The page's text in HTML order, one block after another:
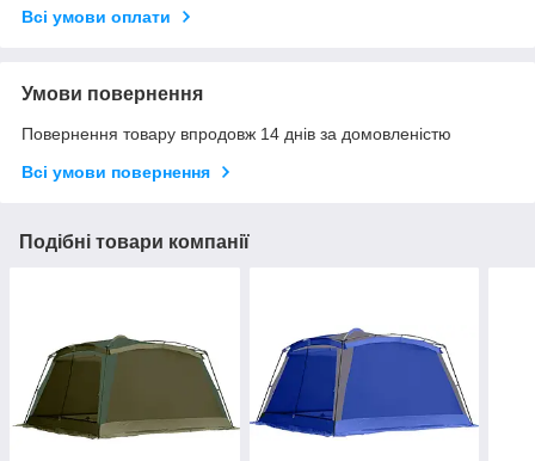
Всі умови оплати
Умови повернення
Повернення товару впродовж 14 днів за домовленістю
Всі умови повернення
Подібні товари компанії